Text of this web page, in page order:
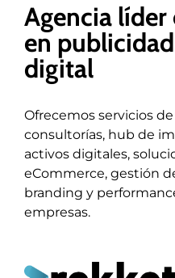
Agencia líder
en
digital
Ofrecemos servicios
consultorías, hub de
activos digitales,
eCommerce, gestión
branding y
empresas.